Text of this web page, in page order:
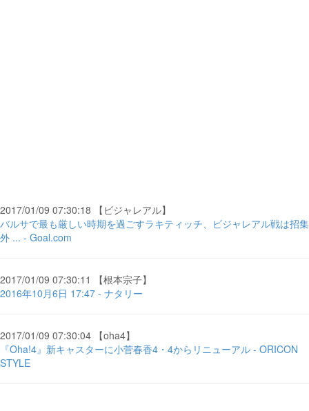
2017/01/09 07:30:18 【ビジャレアル】
バルサで最も厳しい時期を過ごすラキティッチ、ビジャレアル戦は招集
外 ... - Goal.com
2017/01/09 07:30:11 【根本宗子】
2016年10月6日 17:47 - ナタリー
2017/01/09 07:30:04 【oha4】
『Oha!4』新キャスターに小菅春香4・4からリニューアル - ORICON
STYLE